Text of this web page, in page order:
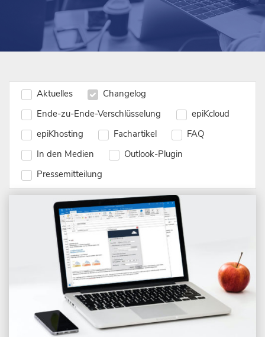
Aktuelles
Changelog
Ende-zu-Ende-Verschlüsselung
epiKcloud
epiKhosting
Fachartikel
FAQ
In den Medien
Outlook-Plugin
Pressemitteilung